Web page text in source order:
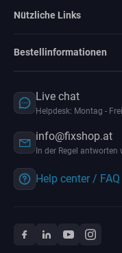
Nützliche Links
Bestellinformationen
Live chat
Helpdesk: Montag -
info@fixshop.at
In der Regel
Help center / FAQ